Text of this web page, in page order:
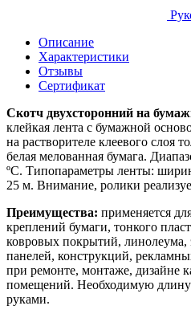
Описание
Характеристики
Отзывы
Сертификат
Скотч двухсторонний на
клейкая лента с бумажной
на растворителе клеевого слоя
белая мелованная бумага.
ºС. Типопараметры ленты:
25 м. Внимание, ролики
Преимущества: применяется
креплений бумаги, тонкого
ковровых покрытий, линолеума,
панелей, конструкций,
при ремонте, монтаже, дизайне
помещений. Необходимую длину
руками.